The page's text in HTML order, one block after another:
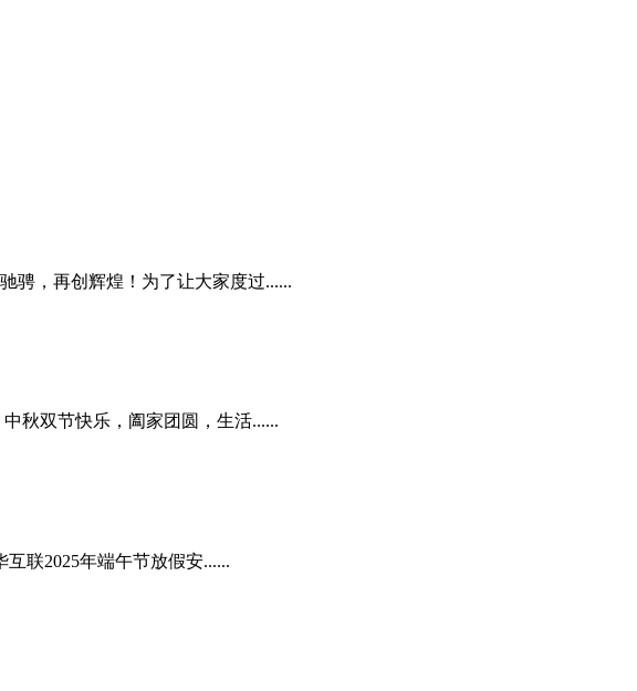
骋，再创辉煌！为了让大家度过......
秋双节快乐，阖家团圆，生活......
联2025年端午节放假安......